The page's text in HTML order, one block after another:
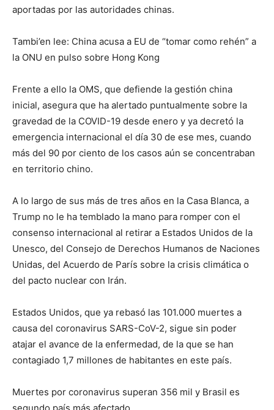
aportadas por las autoridades chinas.
Tambi’en lee: China acusa a EU de “tomar como rehén” a
la ONU en pulso sobre Hong Kong
Frente a ello la OMS, que defiende la gestión china
inicial, asegura que ha alertado puntualmente sobre la
gravedad de la COVID-19 desde enero y ya decretó la
emergencia internacional el día 30 de ese mes, cuando
más del 90 por ciento de los casos aún se concentraban
en territorio chino.
A lo largo de sus más de tres años en la Casa Blanca, a
Trump no le ha temblado la mano para romper con el
consenso internacional al retirar a Estados Unidos de la
Unesco, del Consejo de Derechos Humanos de Naciones
Unidas, del Acuerdo de París sobre la crisis climática o
del pacto nuclear con Irán.
Estados Unidos, que ya rebasó las 101.000 muertes a
causa del coronavirus SARS-CoV-2, sigue sin poder
atajar el avance de la enfermedad, de la que se han
contagiado 1,7 millones de habitantes en este país.
Muertes por coronavirus superan 356 mil y Brasil es